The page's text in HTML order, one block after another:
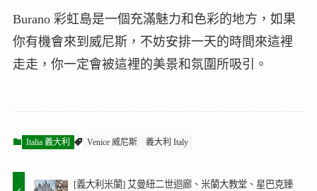
Burano 彩虹島是一個充滿魅力和色彩的地方，如果
你有機會來到威尼斯，不妨安排一天的時間來這裡
走走，你一定會被這裡的美景和氛圍所吸引。
Italia 義大利 Venice 威尼斯 義大利 Italy
[義大利米蘭] 艾曼紐二世迴廊、米蘭大教堂、星巴克臻